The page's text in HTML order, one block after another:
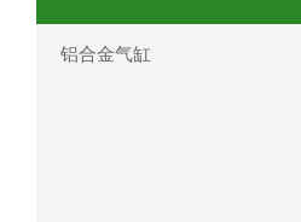
OEMER电
铝合金气缸